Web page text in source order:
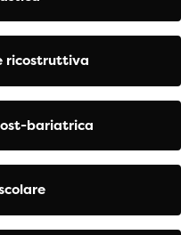
ricostruttiva
bariatrica